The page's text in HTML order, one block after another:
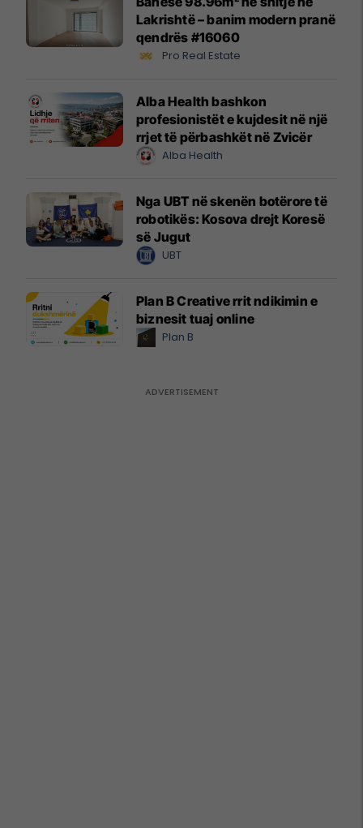
Lakrishtë – banim modern pranë
qendrës #16060
Pro Real Estate
Alba Health bashkon
profesionistët e kujdesit në një
rrjet të përbashkët në Zvicër
Alba Health
Nga UBT në skenën botërore të
robotikës: Kosova drejt Koresë
së Jugut
UBT
Plan B Creative rrit ndikimin e
biznesit tuaj online
Plan B